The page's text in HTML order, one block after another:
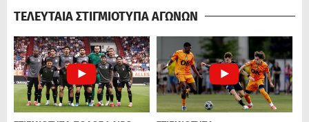
ΤΕΛΕΥΤΑΙΑ ΣΤΙΓΜΙΟΤΥΠΑ ΑΓΩΝΩΝ